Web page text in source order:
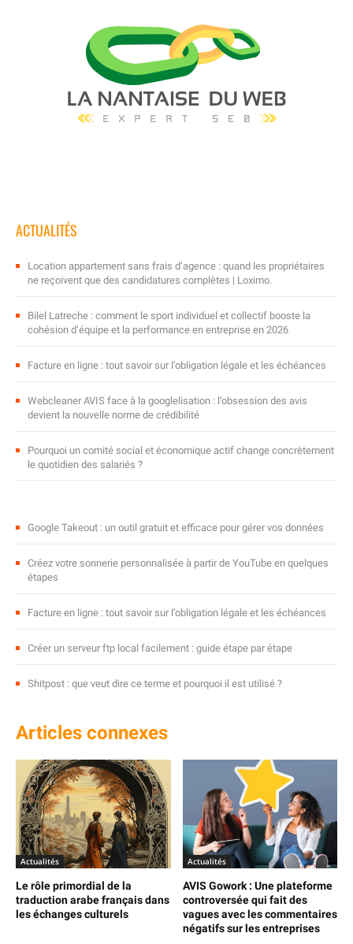
ACTUALITÉS
Location appartement sans frais d’agence : quand les propriétaires
ne reçoivent que des candidatures complètes | Loximo.
Bilel Latreche : comment le sport individuel et collectif booste la
cohésion d’équipe et la performance en entreprise en 2026
Facture en ligne : tout savoir sur l’obligation légale et les échéances
Webcleaner AVIS face à la googlelisation : l’obsession des avis
devient la nouvelle norme de crédibilité
Pourquoi un comité social et économique actif change concrètement
le quotidien des salariés ?
Google Takeout : un outil gratuit et efficace pour gérer vos données
Créez votre sonnerie personnalisée à partir de YouTube en quelques
étapes
Facture en ligne : tout savoir sur l’obligation légale et les échéances
Créer un serveur ftp local facilement : guide étape par étape
Shitpost : que veut dire ce terme et pourquoi il est utilisé ?
Articles connexes
Actualités
Le rôle primordial de la
traduction arabe français dans
les échanges culturels
Actualités
AVIS Gowork : Une plateforme
controversée qui fait des
vagues avec les commentaires
négatifs sur les entreprises